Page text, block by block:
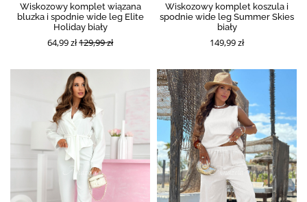
Wiskozowy komplet wiązana
bluzka i spodnie wide leg Elite
Holiday biały
64,99 zł129,99 zł
Wiskozowy komplet koszula i
spodnie wide leg Summer Skies
biały
149,99 zł